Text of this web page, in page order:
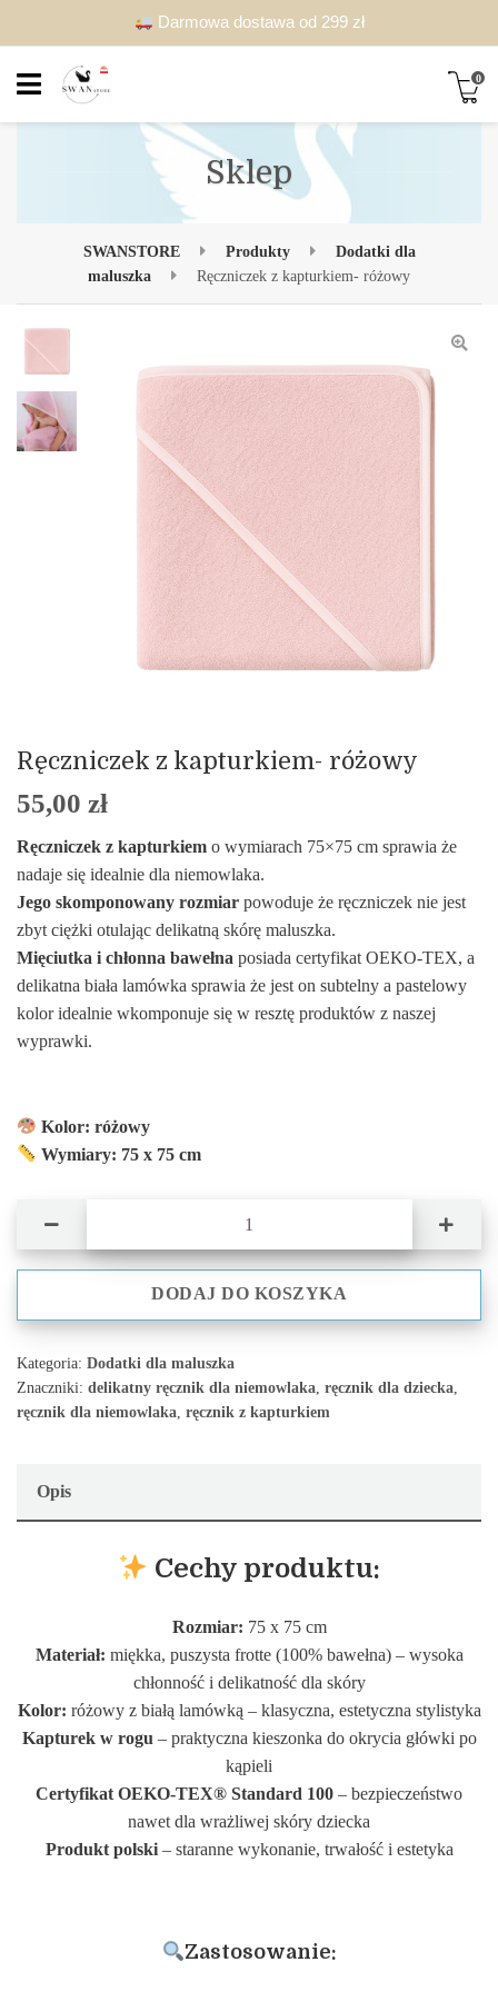
Darmowa dostawa od 299 zł
0
Sklep
SWANSTORE Produkty
Dodatki dla
maluszka
Ręczniczek z kapturkiem- różowy
Ręczniczek z kapturkiem- różowy
55,00 zł
Ręczniczek z kapturkiem o wymiarach 75×75 cm sprawia że
nadaje się idealnie dla niemowlaka.
Jego skomponowany rozmiar powoduje że ręczniczek nie jest
zbyt ciężki otulając delikatną skórę maluszka.
Mięciutka i chłonna bawełna posiada certyfikat OEKO-TEX, a
delikatna biała lamówka sprawia że jest on subtelny a pastelowy
kolor idealnie wkomponuje się w resztę produktów z naszej
wyprawki.
Kolor: różowy
Wymiary: 75 x 75 cm
DODAJ DO KOSZYKA
Kategoria: Dodatki dla maluszka
Znaczniki: delikatny ręcznik dla niemowlaka ręcznik dla dziecka
ręcznik dla niemowlaka ręcznik z kapturkiem
Opis
Cechy produktu:
Rozmiar: 75 x 75 cm
Materiał: miękka, puszysta frotte (100% bawełna) – wysoka
chłonność i delikatność dla skóry
Kolor: różowy z białą lamówką – klasyczna, estetyczna stylistyka
Kapturek w rogu– praktyczna kieszonka do okrycia główki po
kąpieli
Certyfikat OEKO-TEX® Standard 100 – bezpieczeństwo
nawet dla wrażliwej skóry dziecka
Produkt polski – staranne wykonanie, trwałość i estetyka
Zastosowanie: